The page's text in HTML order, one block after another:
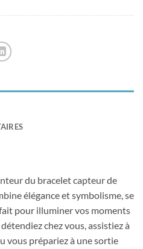
du bracelet capteur de
élégance et symbolisme, se
pour illuminer vos moments
chez vous, assistiez à
vous prépariez à une sortie